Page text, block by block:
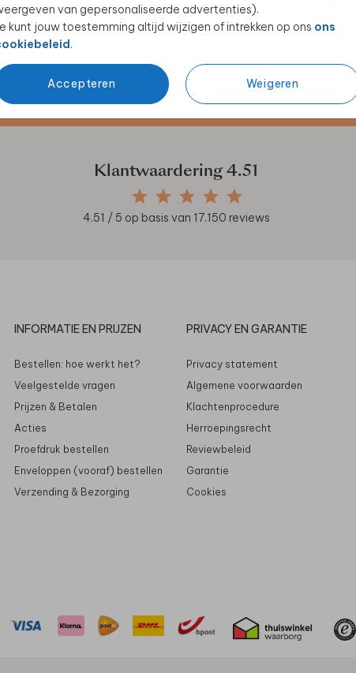
van gepersonaliseerde advertenties).
kunt jouw toestemming altijd wijzigen of intrekken op ons ons
.
Accepteren Weigeren
samenwerkingen!
Klantwaardering4.51
4.51 / 5 op basis van 17.150 reviews
INFORMATIE EN PRIJZEN
Bestellen: hoe werkt het?
Veelgestelde vragen
Prijzen & Betalen
Acties
Proefdruk bestellen
Enveloppen (vooraf) bestellen
Verzending & Bezorging
PRIVACY EN GARANTIE
Privacy statement
Algemene voorwaarden
Klachtenprocedure
Herroepingsrecht
Reviewbeleid
Garantie
Cookies